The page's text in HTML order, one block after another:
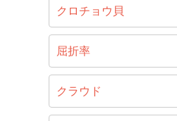
クロチョウ貝
屈折率
クラウド